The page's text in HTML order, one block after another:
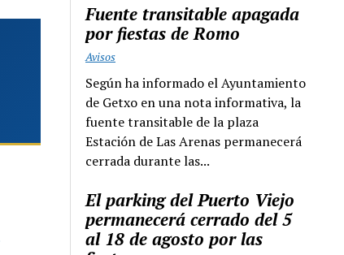
Fuente transitable apagada
por fiestas de Romo
Avisos
Según ha informado el Ayuntamiento
de Getxo en una nota informativa, la
fuente transitable de la plaza
Estación de Las Arenas permanecerá
cerrada durante las...
El parking del Puerto Viejo
permanecerá cerrado del 5
al 18 de agosto por las